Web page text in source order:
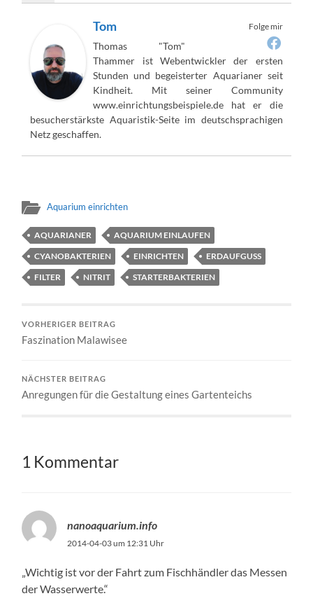
Folge mir
Tom
Thomas "Tom"
Thammer ist Webentwickler der ersten
Stunden und begeisterter Aquarianer seit
Kindheit. Mit seiner Community
www.einrichtungsbeispiele.de hat er die
besucherstärkste Aquaristik-Seite im deutschsprachigen
Netz geschaffen.
Aquarium einrichten
AQUARIANER
AQUARIUM EINLAUFEN
CYANOBAKTERIEN
EINRICHTEN
ERDAUFGUSS
FILTER
NITRIT STARTERBAKTERIEN
VORHERIGER BEITRAG
Faszination Malawisee
NÄCHSTER BEITRAG
Anregungen für die Gestaltung eines Gartenteichs
1 Kommentar
nanoaquarium.info
2014-04-03 um 12:31 Uhr
„Wichtig ist vor der Fahrt zum Fischhändler das Messen
der Wasserwerte.“